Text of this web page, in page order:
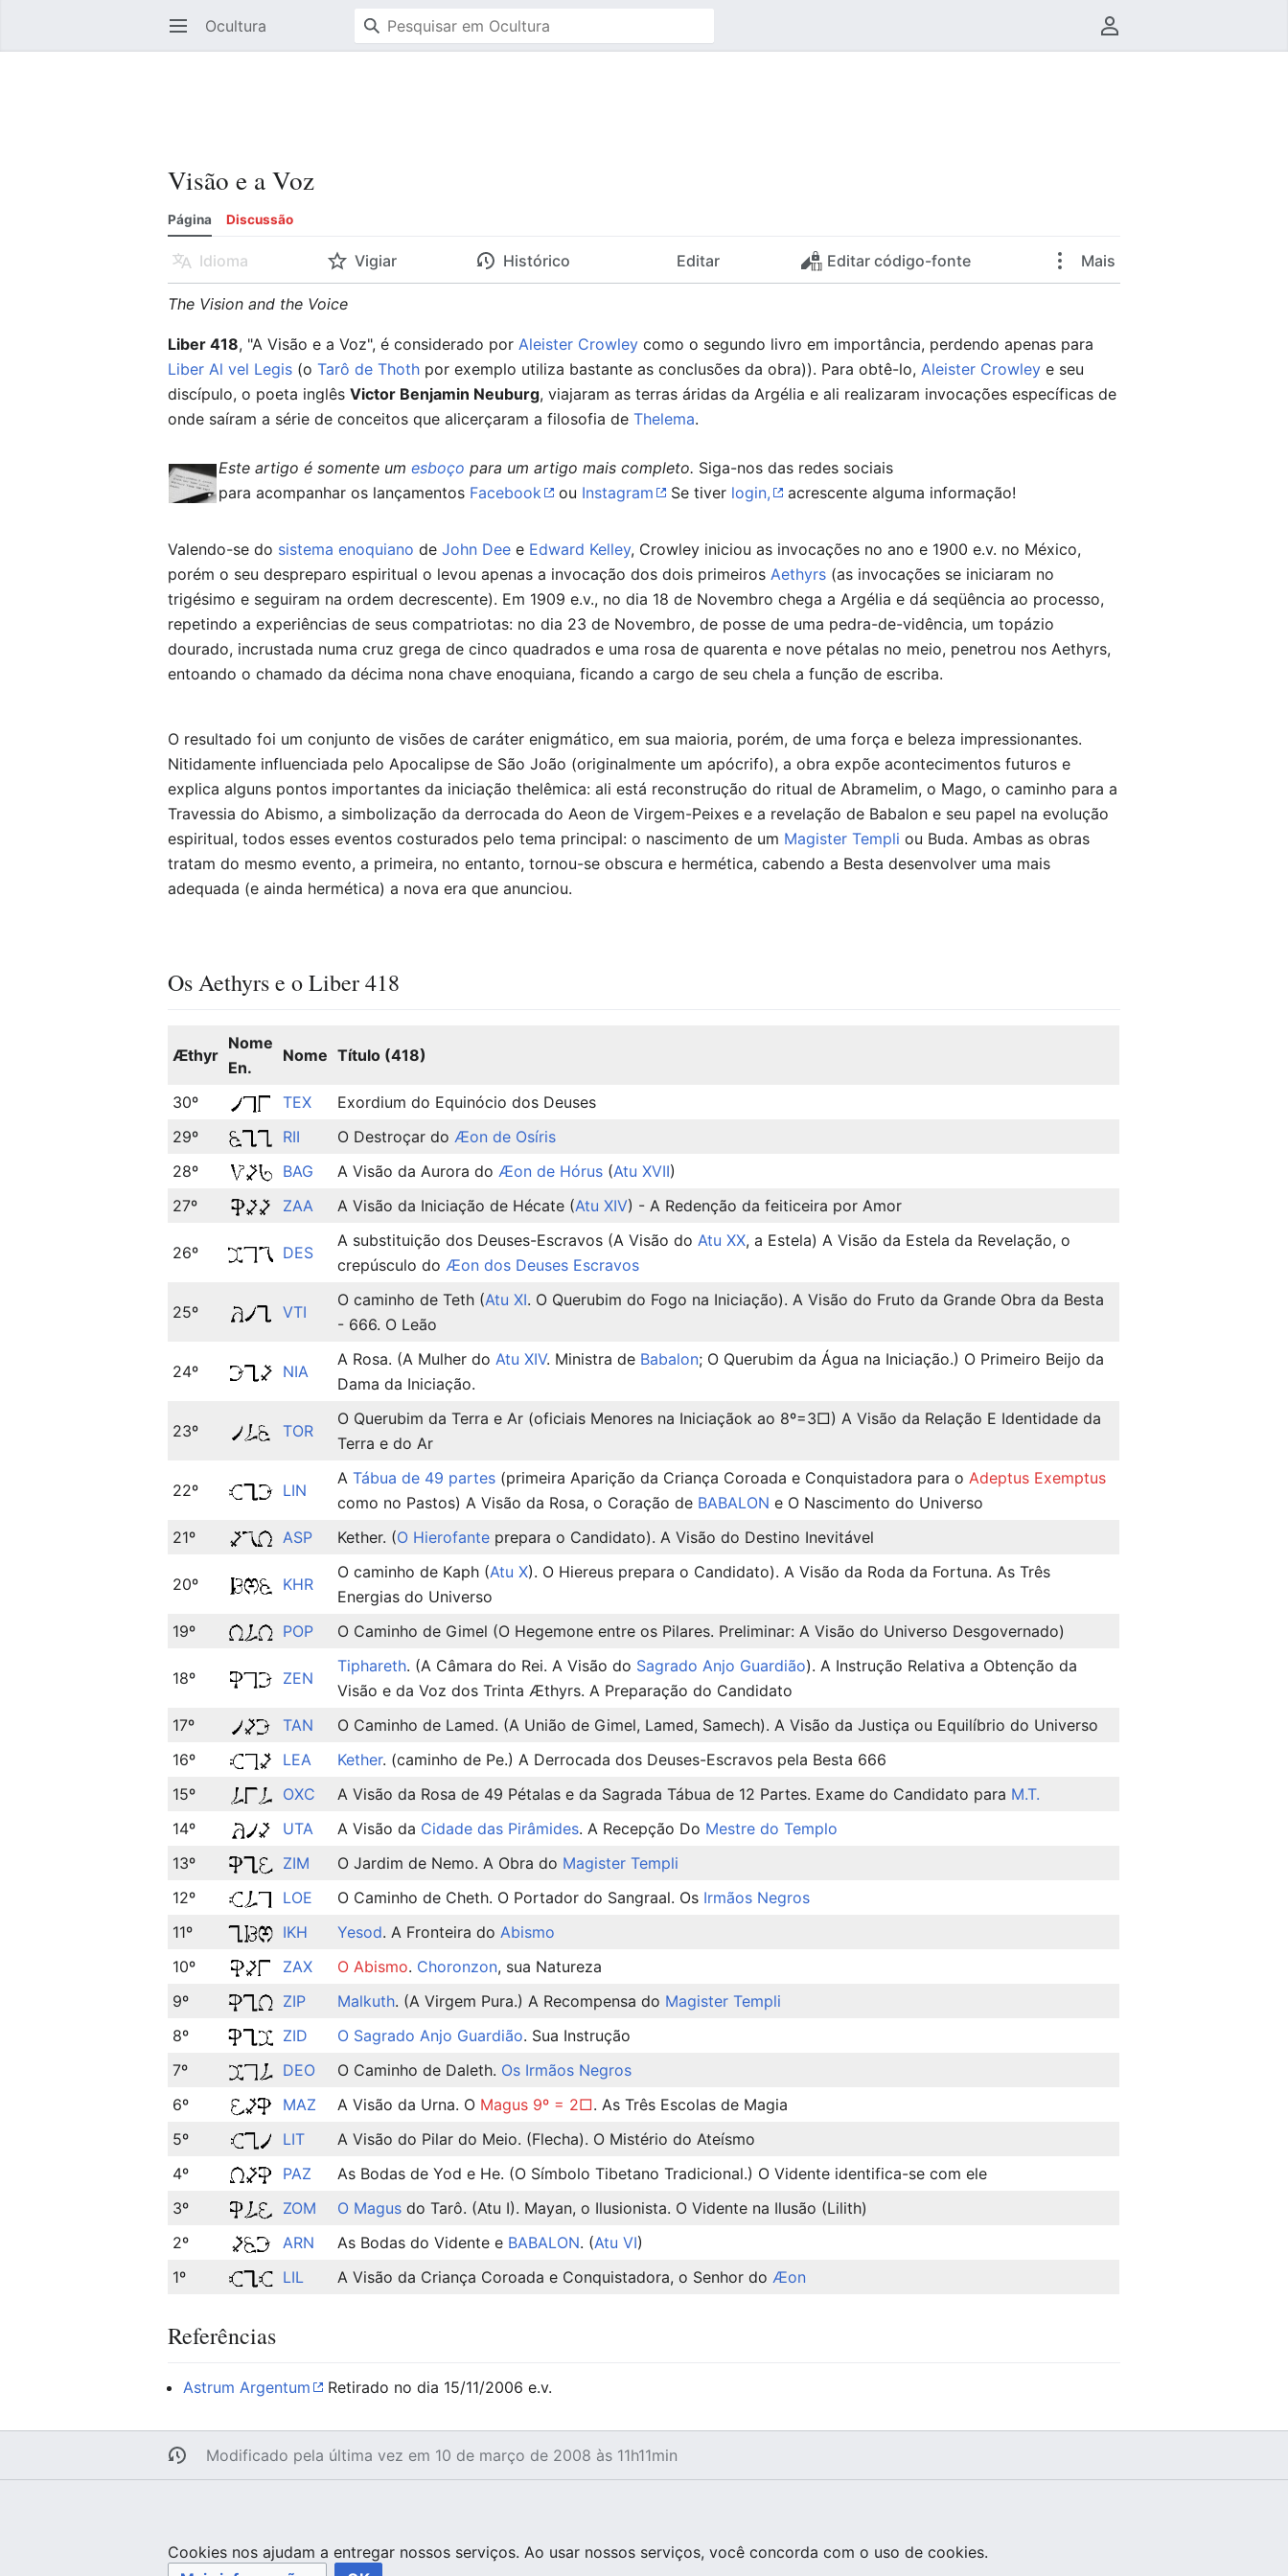
Abrir menu principal Ocultura Menu do usuário
Visão e a Voz
Página Discussão
Idioma Vigiar Histórico Editar Editar código-fonte Mais
The Vision and the Voice
Liber 418, "A Visão e a Voz", é considerado porAleister Crowley como o segundo livro em importância, perdendo apenas para
Liber Al vel Legis (oTarô de Thoth por exemplo utiliza bastante as conclusões da obra)). Para obtê-lo,Aleister Crowley e seu
discípulo, o poeta inglêsVictor Benjamin Neuburg, viajaram as terras áridas da Argélia e ali realizaram invocações específicas de
onde saíram a série de conceitos que alicerçaram a filosofia deThelema.
Este artigo é somente umesboço para um artigo mais completo. Siga-nos das redes sociais
para acompanhar os lançamentos Facebook ou Instagram Se tiver login, acrescente alguma informação!
Valendo-se do sistema enoquiano deJohn Dee e Edward Kelley, Crowley iniciou as invocações no ano e 1900 e.v. no México,
porém o seu despreparo espiritual o levou apenas a invocação dos dois primeirosAethyrs (as invocações se iniciaram no
trigésimo e seguiram na ordem decrescente). Em 1909 e.v., no dia 18 de Novembro chega a Argélia e dá seqüência ao processo,
repetindo a experiências de seus compatriotas: no dia 23 de Novembro, de posse de uma pedra-de-vidência, um topázio
dourado, incrustada numa cruz grega de cinco quadrados e uma rosa de quarenta e nove pétalas no meio, penetrou nos Aethyrs,
entoando o chamado da décima nona chave enoquiana, ficando a cargo de seu chela a função de escriba.
O resultado foi um conjunto de visões de caráter enigmático, em sua maioria, porém, de uma força e beleza impressionantes.
Nitidamente influenciada pelo Apocalipse de São João (originalmente um apócrifo), a obra expõe acontecimentos futuros e
explica alguns pontos importantes da iniciação thelêmica: ali está reconstrução do ritual de Abramelim, o Mago, o caminho para a
Travessia do Abismo, a simbolização da derrocada do Aeon de Virgem-Peixes e a revelação de Babalon e seu papel na evolução
espiritual, todos esses eventos costurados pelo tema principal: o nascimento de um Magister Templi ou Buda. Ambas as obras
tratam do mesmo evento, a primeira, no entanto, tornou-se obscura e hermética, cabendo a Besta desenvolver uma mais
adequada (e ainda hermética) a nova era que anunciou.
Os Aethyrs e o Liber 418
Æthyr
Nome
En.
Nome Título (418)
30º TEX
Exordium do Equinócio dos Deuses
29º
RII O Destroçar doÆon de Osíris
28º
BAG A Visão da Aurora doÆon de Hórus (Atu XVII)
27º
ZAA A Visão da Iniciação de Hécate (Atu XIV) - A Redenção da feiticeira por Amor
26º DES
A substituição dos Deuses-Escravos (A Visão doAtu XX, a Estela) A Visão da Estela da Revelação, o
crepúsculo doÆon dos Deuses Escravos
25º VTI
O caminho de Teth (Atu XI. O Querubim do Fogo na Iniciação). A Visão do Fruto da Grande Obra da Besta
- 666. O Leão
24º NIA
A Rosa. (A Mulher doAtu XIV. Ministra de Babalon; O Querubim da Água na Iniciação.) O Primeiro Beijo da
Dama da Iniciação.
23º TOR
O Querubim da Terra e Ar (oficiais Menores na Iniciaçãok ao 8º=3□) A Visão da Relação E Identidade da
Terra e do Ar
22º LIN
ATábua de 49 partes (primeira Aparição da Criança Coroada e Conquistadora para oAdeptus Exemptus
como no Pastos) A Visão da Rosa, o Coração de BABALON e O Nascimento do Universo
21º
ASP Kether. (O Hierofante prepara o Candidato). A Visão do Destino Inevitável
20º KHR
O caminho de Kaph (Atu X). O Hiereus prepara o Candidato). A Visão da Roda da Fortuna. As Três
Energias do Universo
19º
POP O Caminho de Gimel (O Hegemone entre os Pilares. Preliminar: A Visão do Universo Desgovernado)
18º ZEN
Tiphareth. (A Câmara do Rei. A Visão do Sagrado Anjo Guardião). A Instrução Relativa a Obtenção da
Visão e da Voz dos Trinta Æthyrs. A Preparação do Candidato
17º
TAN
O Caminho de Lamed. (A União de Gimel, Lamed, Samech). A Visão da Justiça ou Equilíbrio do Universo
16º
LEA Kether. (caminho de Pe.) A Derrocada dos Deuses-Escravos pela Besta 666
15º
OXC A Visão da Rosa de 49 Pétalas e da Sagrada Tábua de 12 Partes. Exame do Candidato para M.T.
14º
UTA A Visão da Cidade das Pirâmides. A Recepção Do Mestre do Templo
13º
ZIM O Jardim de Nemo. A Obra do Magister Templi
12º
LOE O Caminho de Cheth. O Portador do Sangraal. Os Irmãos Negros
11º
IKH Yesod. A Fronteira doAbismo
10º
ZAX O Abismo. Choronzon, sua Natureza
9º
ZIP Malkuth. (A Virgem Pura.) A Recompensa do Magister Templi
8º
ZID O Sagrado Anjo Guardião. Sua Instrução
7º
DEO O Caminho de Daleth. Os Irmãos Negros
6º
MAZ A Visão da Urna. O Magus 9º = 2□. As Três Escolas de Magia
5º
LIT
A Visão do Pilar do Meio. (Flecha). O Mistério do Ateísmo
4º
PAZ
As Bodas de Yod e He. (O Símbolo Tibetano Tradicional.) O Vidente identifica-se com ele
3º
ZOM O Magus do Tarô. (Atu I). Mayan, o Ilusionista. O Vidente na Ilusão (Lilith)
2º
ARN As Bodas do Vidente e BABALON. (Atu VI)
1º
LIL A Visão da Criança Coroada e Conquistadora, o Senhor doÆon
Referências
Astrum Argentum Retirado no dia 15/11/2006 e.v.
Modificado pela última vez em 10 de março de 2008 às 11h11min
Cookies nos ajudam a entregar nossos serviços. Ao usar nossos serviços, você concorda com o uso de cookies.